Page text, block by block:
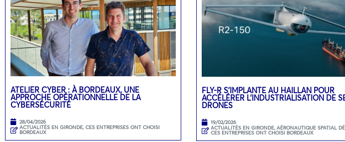
ATELIER CYBER : À BORDEAUX, UNE
APPROCHE OPÉRATIONNELLE DE LA
CYBERSÉCURITÉ
28/04/2026
ACTUALITÉS EN GIRONDE, CES ENTREPRISES ONT CHOISI
BORDEAUX
FLY-R S’IMPLANTE AU HAILLAN POUR
ACCÉLÉRER L’INDUSTRIALISATION DE
DRONES
19/02/2026
ACTUALITÉS EN GIRONDE,AÉRONAUTIQUE SPATIAL
CES ENTREPRISES ONT CHOISI BORDEAUX